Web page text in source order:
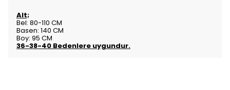
Alt;
Bel: 80-110 CM
Basen: 140 CM
Boy: 95 CM
36-38-40 Bedenlere uygundur.